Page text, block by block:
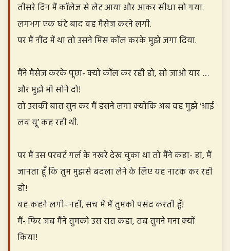
तीसरे दिन मैं कॉलेज से लेट आया और आकर सीधा सो गया.
लगभग एक घंटे बाद वह मैसेज करने लगी.
पर मैं नींद में था तो उसने मिस कॉल करके मुझे जगा दिया.
मैंने मैसेज करके पूछा- क्यों कॉल कर रही हो, सो जाओ यार …
और मुझे भी सोने दो!
तो उसकी बात सुन कर मैं हंसने लगा क्योंकि अब वह मुझे ‘आई
लव यू’ कह रही थी.
पर मैं उस परवर्ट गर्ल के नखरे देख चुका था तो मैंने कहा- हां, मैं
जानता हूँ कि तुम मुझसे बदला लेने के लिए यह नाटक कर रही
हो!
वह कहने लगी- नहीं, सच में मैं तुमको पसंद करती हूँ!
मैं- फिर जब मैंने तुमको उस रात कहा, तब तुमने मना क्यों
किया!